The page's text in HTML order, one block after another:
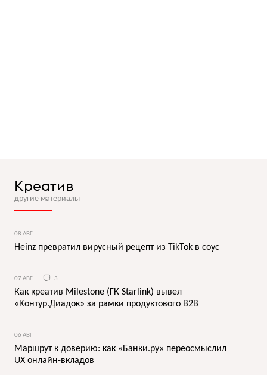
Креатив
другие материалы
08 АВГ
Heinz превратил вирусный рецепт из TikTok в соус
07 АВГ 3
Как креатив Milestone (ГК Starlink) вывел
«Контур.Диадок» за рамки продуктового B2B
06 АВГ
Маршрут к доверию: как «Банки.ру» переосмыслил
UX онлайн-вкладов